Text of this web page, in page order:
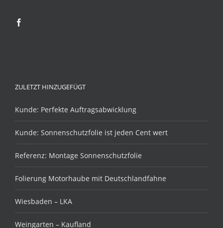
ZULETZT HINZUGEFÜGT
Kunde: Perfekte Auftragsabwicklung
Kunde: Sonnenschutzfolie ist jeden Cent wert
Referenz: Montage Sonnenschutzfolie
Folierung Motorhaube mit Deutschlandfahne
Wiesbaden – LKA
Weingarten – Kaufland